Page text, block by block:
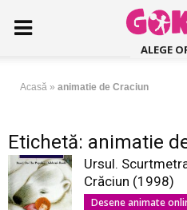
ALEGE
Acasă » animatie de Craciun
Etichetă: animatie
Ursul.
Crăciun (1998)
Desene animate